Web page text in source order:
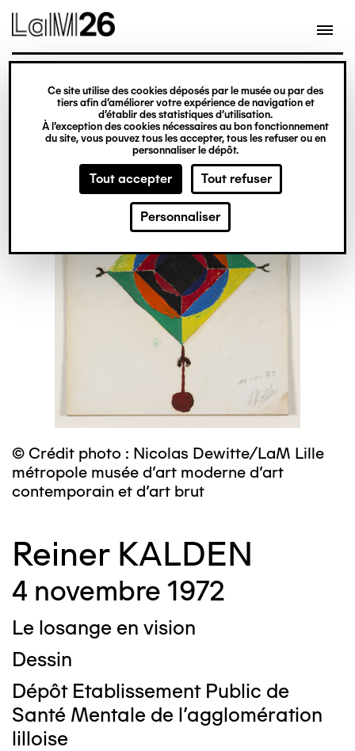
Gestion des cookies
Ce site utilise des cookies déposés par le musée ou par des
tiers afin d’améliorer votre expérience de navigation et
d’établir des statistiques d’utilisation.
À l’exception des cookies nécessaires au bon fonctionnement
du site, vous pouvez tous les accepter, tous les refuser ou en
personnaliser le dépôt.
Tout accepter Tout refuser
Personnaliser
contenu
© Crédit photo : Nicolas Dewitte/LaM Lille
métropole musée d’art moderne d’art
contemporain et d’art brut
Reiner KALDEN
4 novembre 1972
Le losange en vision
Dessin
Dépôt Etablissement Public de
Santé Mentale de l'agglomération
lilloise